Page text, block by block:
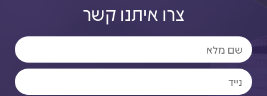
צרו איתנו קשר